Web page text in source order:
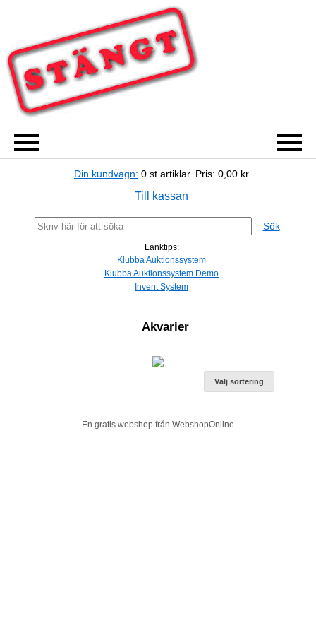
Din kundvagn: 0 st artiklar. Pris: 0,00 kr
Till kassan
Sök
Länktips:
Klubba Auktionssystem
Klubba Auktionssystem Demo
Invent System
Akvarier
Välj sortering
En gratis webshop från WebshopOnline